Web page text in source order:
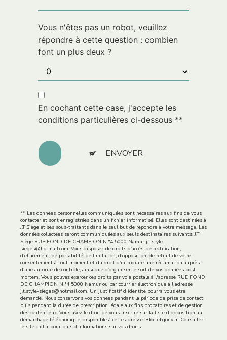
Vous n'êtes pas un robot, veuillez
répondre à cette question : combien
font un plus deux ?
En cochant cette case, j'accepte les
conditions particulières ci-dessous **
ENVOYER
** Les données personnelles communiquées sont nécessaires aux fins de vous
contacter et sont enregistrées dans un fichier informatisé. Elles sont destinées à
J.T Siège et ses sous-traitants dans le seul but de répondre à votre message. Les
données collectées seront communiquées aux seuls destinataires suivants: J.T
Siège RUE FOND DE CHAMPION N °4 5000 Namur j.t.style-
sieges@hotmail.com. Vous disposez de droits d’accès, de rectification,
d’effacement, de portabilité, de limitation, d’opposition, de retrait de votre
consentement à tout moment et du droit d’introduire une réclamation auprès
d’une autorité de contrôle, ainsi que d’organiser le sort de vos données post-
mortem. Vous pouvez exercer ces droits par voie postale à l'adresse RUE FOND
DE CHAMPION N °4 5000 Namur ou par courrier électronique à l'adresse
j.t.style-sieges@hotmail.com. Un justificatif d'identité pourra vous être
demandé. Nous conservons vos données pendant la période de prise de contact
puis pendant la durée de prescription légale aux fins probatoires et de gestion
des contentieux. Vous avez le droit de vous inscrire sur la liste d'opposition au
démarchage téléphonique, disponible à cette adresse: Bloctel.gouv.fr. Consultez
le site cnil.fr pour plus d’informations sur vos droits.